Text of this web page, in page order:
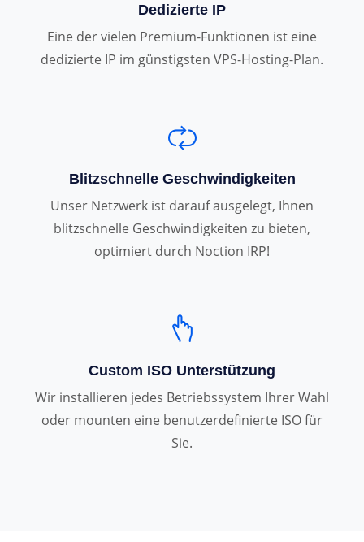
Dedizierte IP
Eine der vielen Premium-Funktionen ist eine
dedizierte IP im günstigsten VPS-Hosting-Plan.
Blitzschnelle Geschwindigkeiten
Unser Netzwerk ist darauf ausgelegt, Ihnen
blitzschnelle Geschwindigkeiten zu bieten,
optimiert durch Noction IRP!
Custom ISO Unterstützung
Wir installieren jedes Betriebssystem Ihrer Wahl
oder mounten eine benutzerdefinierte ISO für
Sie.